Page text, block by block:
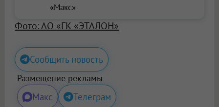
«Макс»
Фото: АО «ГК «ЭТАЛОН»
Сообщить новость
Размещение рекламы
Макс Телеграм